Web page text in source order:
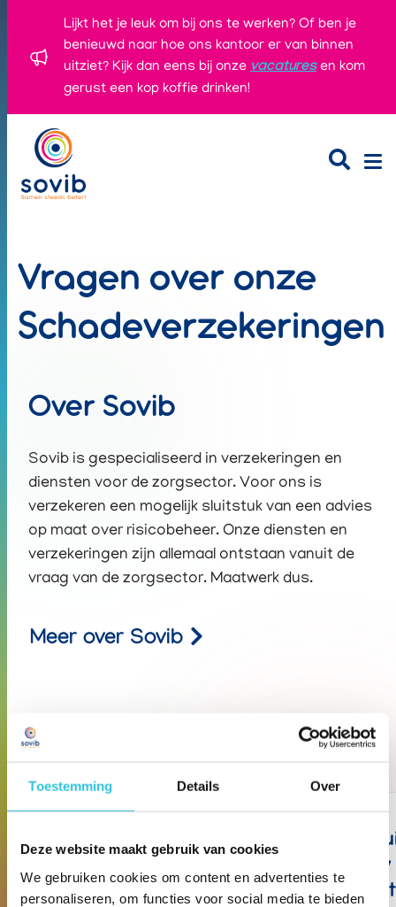
Toestemming Details Over
Deze website maakt gebruik van cookies
We gebruiken cookies om content en advertenties te
personaliseren, om functies voor social media te bieden
Lijkt het je leuk om bij ons te werken? Of ben je
benieuwd naar hoe ons kantoor er van binnen
uitziet? Kijk dan eens bij onze vacaturesen kom
gerust een kop koffie drinken!
Vragen over onze
Schadeverzekeringen
Over Sovib
Sovib is gespecialiseerd in verzekeringen en
diensten voor de zorgsector. Voor ons is
verzekeren een mogelijk sluitstuk van een advies
op maat over risicobeheer. Onze diensten en
verzekeringen zijn allemaal ontstaan vanuit de
vraag van de zorgsector. Maatwerk dus.
Meer over Sovib
Blog
Klacht, claim of
het direct en ga niet
bij
Denk